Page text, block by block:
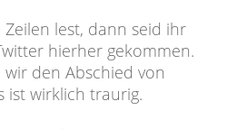
lest, dann seid ihr
hierher gekommen.
den Abschied von
ist wirklich traurig.